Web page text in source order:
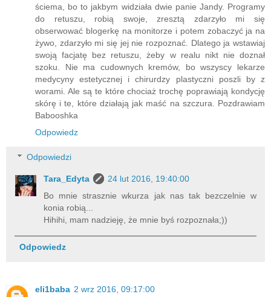
ściema, bo to jakbym widziała dwie panie Jandy. Programy
do retuszu, robią swoje, zresztą zdarzyło mi się
obserwować blogerkę na monitorze i potem zobaczyć ja na
żywo, zdarzyło mi się jej nie rozpoznać. Dlatego ja wstawiaj
swoją facjatę bez retuszu, żeby w realu nikt nie doznał
szoku. Nie ma cudownych kremów, bo wszyscy lekarze
medycyny estetycznej i chirurdzy plastyczni poszli by z
worami. Ale są te które chociaż trochę poprawiają kondycję
skórę i te, które działają jak maść na szczura. Pozdrawiam
Babooshka
Odpowiedz
Odpowiedzi
Tara_Edyta
24 lut 2016, 19:40:00
Bo mnie strasznie wkurza jak nas tak bezczelnie w
konia robią...
Hihihi, mam nadzieję, że mnie byś rozpoznała;))
Odpowiedz
eli1baba 2 wrz 2016, 09:17:00